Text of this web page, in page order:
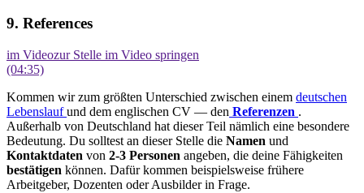
9. References
im Videozur Stelle im Video springen
(04:35)
Kommen wir zum größten Unterschied zwischen einem deutschen
Lebenslaufund dem englischen CV — den Referenzen .
Außerhalb von Deutschland hat dieser Teil nämlich eine besondere
Bedeutung. Du solltest an dieser Stelle die Namen und
Kontaktdaten von 2-3 Personen angeben, die deine Fähigkeiten
bestätigen können. Dafür kommen beispielsweise frühere
Arbeitgeber, Dozenten oder Ausbilder in Frage.